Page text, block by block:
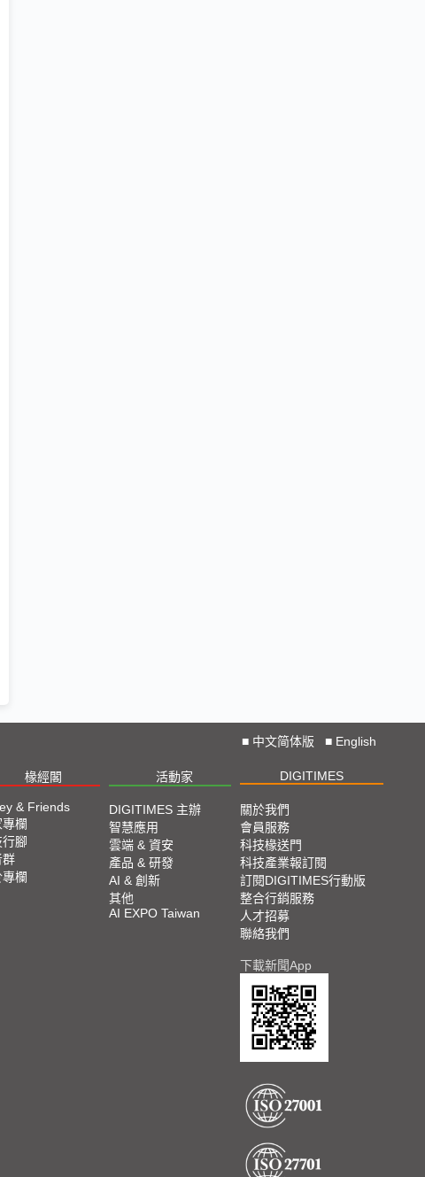
■ 中文简体版 ■ English
椽經閣 活動家 DIGITIMES
& Friends
欄
腳
群
專欄
DIGITIMES 主辦
智慧應用
雲端 & 資安
產品 & 研發
AI & 創新
其他
AI EXPO Taiwan
關於我們
會員服務
科技椽送門
科技產業報訂閱
訂閱DIGITIMES行動版
整合行銷服務
人才招募
聯絡我們
下載新聞App